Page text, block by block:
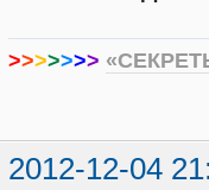
>>>>>>>
2012-12-04